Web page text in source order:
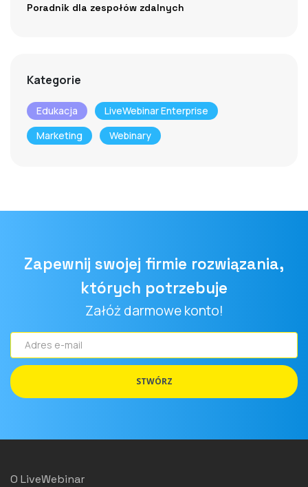
Poradnik dla zespołów zdalnych
Kategorie
Edukacja
LiveWebinar Enterprise
Marketing
Webinary
Zapewnij swojej firmie rozwiązania,
których potrzebuje
Załóż darmowe konto!
Adres
e-
mail
STWÓRZ
O LiveWebinar